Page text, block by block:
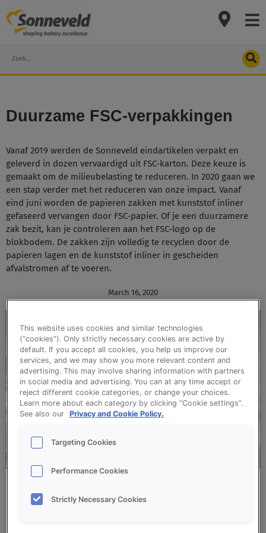
to
content
Search
Duurzame FSC-verpakkingen
Vanaf 2019 werden de Sonneveld eindartikelen verpakt en
geleverd in dozen vervaardigd uit FSC-karton. Deze keuze is
gemaakt om de milieubelasting te reduceren. In 2020 gaan we
een stap verder met het reduceren van onze impact. Vanaf
eind juni worden de papieren zakken met kunststof inliner
gefaseerd vervangen door FSC-papier. Of je een duurzamere
zak bezit, kan je controleren aan het FSC-logo op de
blokbodem. De zakken zijn volledig te recyclen door de
papieren lagen en de kunststof inliner in gescheiden
afvalstromen af te voeren.
March 16, 2020
Ontwikkeling industriële verpakkingen
This website uses cookies and similar technologies
(“cookies”). Only strictly necessary cookies are active by
default. If you accept all cookies, you help us improve our
services, and we may show you more relevant content and
advertising. This may involve sharing information with partners
in social media and advertising. You can at any time accept or
reject different cookie categories, or change your choices.
Learn more about each category by clicking “Cookie settings”.
See also our
Privacy and Cookie Policy.
Targeting Cookies
Performance Cookies
Strictly Necessary Cookies